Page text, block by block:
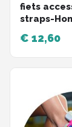
fiets
straps-
rubberen
riempjes
€ 12,60